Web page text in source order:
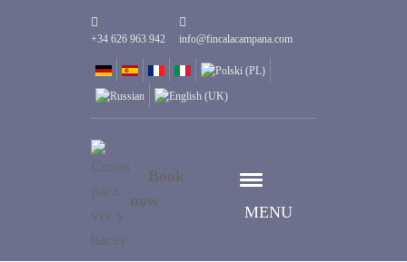
+34 626 963 942 info@fincalacampana.com
MENU
Book
now